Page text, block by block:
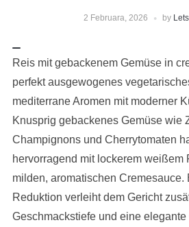
2 Februara, 2026 by
Reis mit gebackenem Gemüse in
perfekt ausgewogenes
mediterrane Aromen mit moderner
Knusprig gebackenes Gemüse wie
Champignons und Cherrytomaten
hervorragend mit lockerem weißem
milden, aromatischen Cremesauce.
Reduktion verleiht dem Gericht
Geschmackstiefe und eine